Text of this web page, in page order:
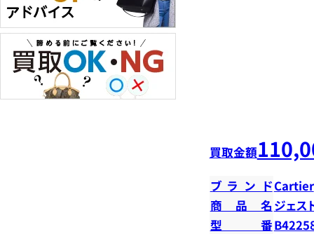
買取金額
ブランドCartier
商品名 ジェス
型番